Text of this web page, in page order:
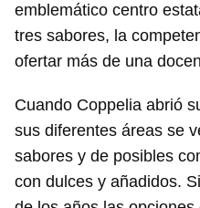
emblemático centro
tres sabores, la
ofertar más de una
Cuando Coppelia abrió
sus diferentes áreas se
sabores y de posibles
con dulces y añadidos.